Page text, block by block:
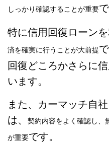
しっかり確認することが重要
特に信用回復ローンを
済を確実に行うことが大前提
回復どころかさらに
います。
また、カーマッチ自
は、
契約内容をよく確認し、
が重要です。